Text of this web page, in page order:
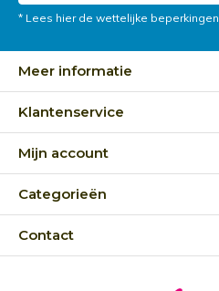
* Lees hier de wettelijke beperkingen
Meer informatie
Klantenservice
Mijn account
Categorieën
Contact